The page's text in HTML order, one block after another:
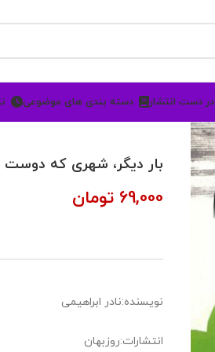
در دست انتشار دسته بندی های موضوعی
بار دیگر، شهری که
69,000 تومان
نویسنده:نادر ابراهیمی
انتشارات:روزبهان